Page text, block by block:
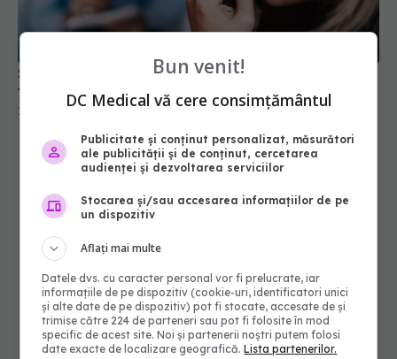
Scapă de anxietate acasă! Uite cum te ajută
tehnologia
11 iun 2025, 21:37 Bun venit!
DC Medical vă cere consimțământul
Publicitate și conținut personalizat, măsurători
ale publicității și de conținut, cercetarea
audienței și dezvoltarea serviciilor
Stocarea și/sau accesarea informațiilor de pe
un dispozitiv
Aflați mai multe
Datele dvs. cu caracter personal vor fi prelucrate, iar
informațiile de pe dispozitiv (cookie-uri, identificatori unici
și alte date de pe dispozitiv) pot fi stocate, accesate de și
trimise către 224 de parteneri sau pot fi folosite în mod
specific de acest site. Noi și partenerii noștri putem folosi
date exacte de localizare geografică.Lista partenerilor.